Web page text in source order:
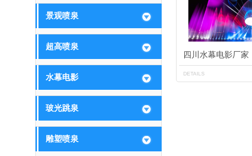
景观喷泉
超高喷泉
水幕电影
玻光跳泉
雕塑喷泉
四川水幕电影厂家
DETAILS